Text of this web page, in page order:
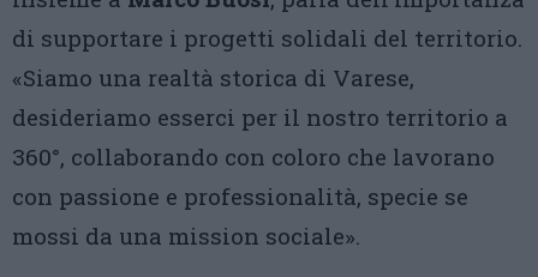
di supportare i progetti solidali del territorio.
«Siamo una realtà storica di Varese,
desideriamo esserci per il nostro territorio a
360°, collaborando con coloro che lavorano
con passione e professionalità, specie se
mossi da una mission sociale».